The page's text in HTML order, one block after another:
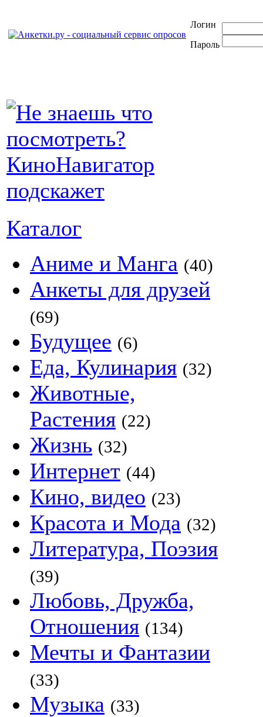
Логин
Пароль
Каталог
Аниме и Манга (40)
Анкеты для друзей
(69)
Будущее (6)
Еда, Кулинария (32)
Животные,
Растения (22)
Жизнь (32)
Интернет (44)
Кино, видео (23)
Красота и Мода (32)
Литература, Поэзия
(39)
Любовь, Дружба,
Отношения (134)
Мечты и Фантазии
(33)
Музыка (33)